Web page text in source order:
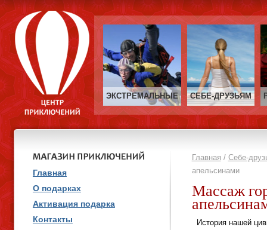
ЭКСТРЕМАЛЬНЫЕ СЕБЕ‑ДРУЗЬЯМ
Главная / Себе-
апельсинами
Массаж
История нашей
Главная
О подарках
Активация подарка
Контакты